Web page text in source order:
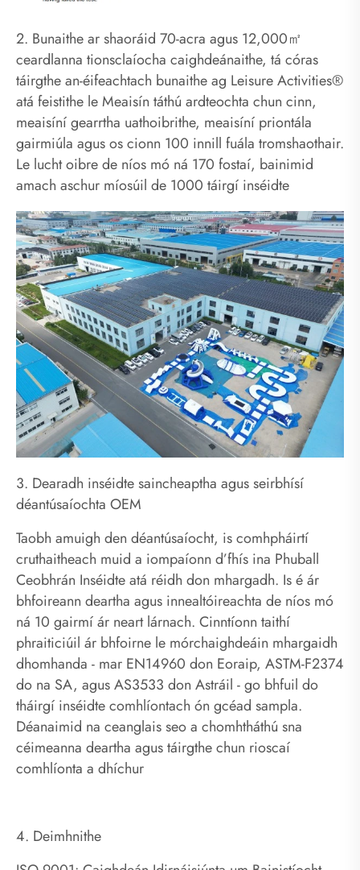
2. Bunaithe ar shaoráid 70-acra agus 12,000㎡
ceardlanna tionsclaíocha caighdeánaithe, tá córas
táirgthe an-éifeachtach bunaithe ag Leisure Activities®
atá feistithe le Meaisín táthú ardteochta chun cinn,
meaisíní gearrtha uathoibrithe, meaisíní priontála
gairmiúla agus os cionn 100 innill fuála tromshaothair.
Le lucht oibre de níos mó ná 170 fostaí, bainimid
amach aschur míosúil de 1000 táirgí inséidte
3. Dearadh inséidte saincheaptha agus seirbhísí
déantúsaíochta OEM
Taobh amuigh den déantúsaíocht, is comhpháirtí
cruthaitheach muid a iompaíonn d’fhís ina Phuball
Ceobhrán Inséidte atá réidh don mhargadh. Is é ár
bhfoireann deartha agus innealtóireachta de níos mó
ná 10 gairmí ár neart lárnach. Cinntíonn taithí
phraiticiúil ár bhfoirne le mórchaighdeáin mhargaidh
dhomhanda - mar EN14960 don Eoraip, ASTM-F2374
do na SA, agus AS3533 don Astráil - go bhfuil do
tháirgí inséidte comhlíontach ón gcéad sampla.
Déanaimid na ceanglais seo a chomhtháthú sna
céimeanna deartha agus táirgthe chun rioscaí
comhlíonta a dhíchur
4. Deimhnithe